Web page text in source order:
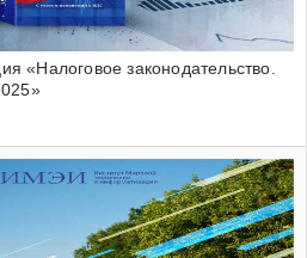
«Налоговое законодательство.